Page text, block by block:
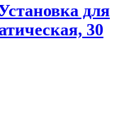
для
30